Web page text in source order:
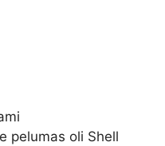
pelumas oli Shell